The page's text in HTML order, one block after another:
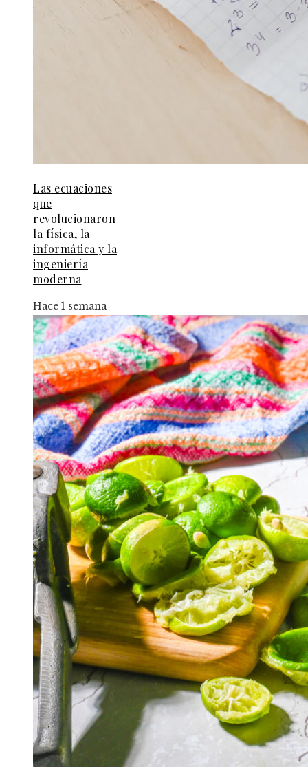
Las ecuaciones
que
revolucionaron
la física, la
informática y la
ingeniería
moderna
Hace 1 semana